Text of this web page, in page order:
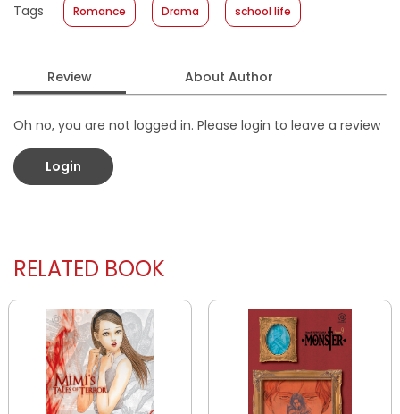
Format
Softcover
Tags Romance Drama school life
Review About Author
Oh no, you are not logged in. Please login to leave a review
Login
RELATED BOOK